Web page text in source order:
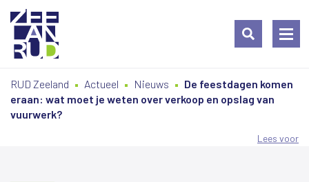
naar
inhoud
naar
navigatie
RUD Zeeland Actueel Nieuws
De feestdagen komen
eraan: wat moet je weten over verkoop en opslag van
vuurwerk?
Lees voor